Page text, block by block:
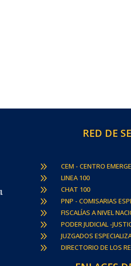
RED DE
9 CEM - CENTRO
9 LINEA 100
9 CHAT 100
9 PNP - COMISARIAS
9 FISCALÍAS A NIVEL
9 PODER JUDICIAL -
9 JUZGADOS
9 DIRECTORIO DE LOS